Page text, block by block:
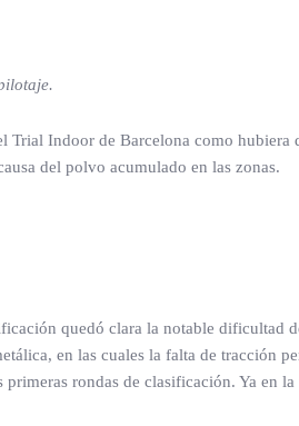
Indoor de Barcelona como hubiera
del polvo acumulado en las zonas.
quedó clara la notable dificultad
en las cuales la falta de tracción
rondas de clasificación. Ya en